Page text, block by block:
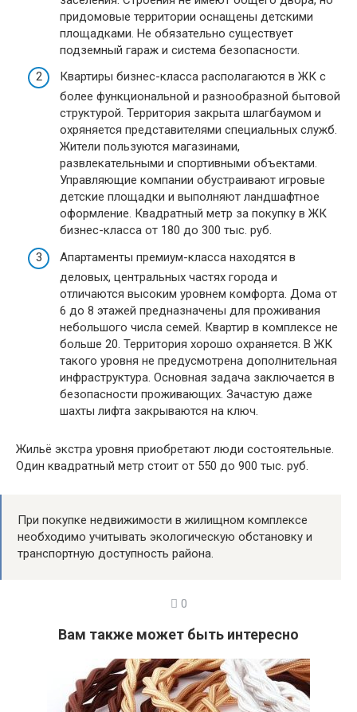
придомовые территории оснащены детскими
площадками. Не обязательно существует
подземный гараж и система безопасности.
Квартиры бизнес-класса располагаются в ЖК с
более функциональной и разнообразной бытовой
структурой. Территория закрыта шлагбаумом и
охряняется представителями специальных служб.
Жители пользуются магазинами,
развлекательными и спортивными объектами.
Управляющие компании обустраивают игровые
детские площадки и выполняют ландшафтное
оформление. Квадратный метр за покупку в ЖК
бизнес-класса от 180 до 300 тыс. руб.
Апартаменты премиум-класса находятся в
деловых, центральных частях города и
отличаются высоким уровнем комфорта. Дома от
6 до 8 этажей предназначены для проживания
небольшого числа семей. Квартир в комплексе не
больше 20. Территория хорошо охраняется. В ЖК
такого уровня не предусмотрена дополнительная
инфраструктура. Основная задача заключается в
безопасности проживающих. Зачастую даже
шахты лифта закрываются на ключ.
Жильё экстра уровня приобретают люди состоятельные.
Один квадратный метр стоит от 550 до 900 тыс. руб.
При покупке недвижимости в жилищном комплексе
необходимо учитывать экологическую обстановку и
транспортную доступность района.
0
Вам также может быть интересно